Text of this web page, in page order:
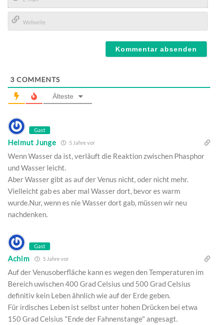
E-
Mail*
3 COMMENTS
Älteste
Gast
Helmut Junge 5 Jahre vor
Wenn Wasser da ist, verläuft die Reaktion zwischen Phasphor
und Wasser leicht.
Aber Wasser gibt as auf der Venus nicht, oder nicht mehr.
Vielleicht gab es aber mal Wasser dort, bevor es warm
wurde.Nur, wenn es nie Wasser dort gab, müssen wir neu
nachdenken.
Gast
Achim 5 Jahre vor
Auf der Venusoberfläche kann es wegen den Temperaturen im
Bereich uwischen 400 Grad Celsius und 500 Grad Celsius
definitiv kein Leben ähnlich wie auf der Erde geben.
Für irdisches Leben ist selbst unter hohen Drücken bei etwa
150 Grad Celsius "Ende der Fahnenstange" angesagt.